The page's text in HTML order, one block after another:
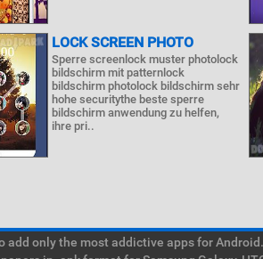
LOCK SCREEN PHOTO
Sperre screenlock muster photolock
bildschirm mit patternlock
bildschirm photolock bildschirm sehr
hohe securitythe beste sperre
bildschirm anwendung zu helfen,
ihre pri..
only the most addictive apps for